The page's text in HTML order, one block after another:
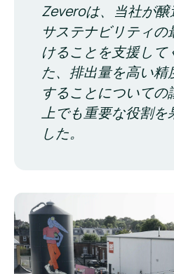
Zeveroは、当社が
サステナビリティ
けることを支援して
た、排出量を高い精
することについての
上でも重要な役割を
した。